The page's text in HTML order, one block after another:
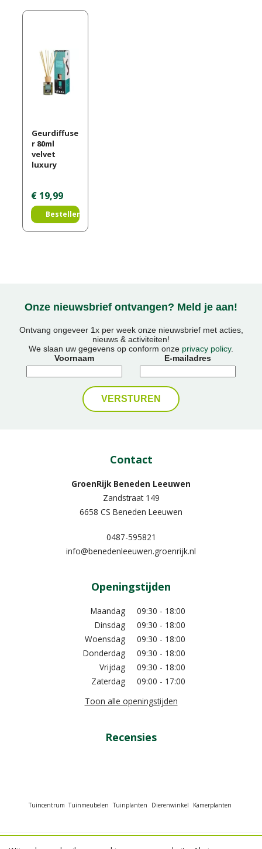
Geurdiffuse
r 80ml
velvet
luxury
€ 19,99
Bestellen
Onze nieuwsbrief ontvangen? Meld je aan!
Ontvang ongeveer 1x per week onze nieuwsbrief met acties,
nieuws & activiteiten!
We slaan uw gegevens op conform onze privacy policy.
Voornaam
E-mailadres
Contact
GroenRijk Beneden Leeuwen​
Zandstraat 149
6658 CS Beneden Leeuwen
0487-595821
info@benedenleeuwen.groenrijk.nl
Openingstijden
Maandag
09:30 - 18:00
Dinsdag
09:30 - 18:00
Woensdag
09:30 - 18:00
Donderdag
09:30 - 18:00
Vrijdag
09:30 - 18:00
Zaterdag
09:00 - 17:00
Toon alle openingstijden
Recensies
Tuincentrum Tuinmeubelen Tuinplanten Dierenwinkel Kamerplanten